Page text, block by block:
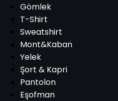
Gömlek
T-Shirt
Sweatshirt
Mont&Kaban
Yelek
Şort & Kapri
Pantolon
Eşofman